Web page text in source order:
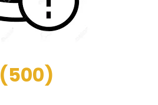
(500)